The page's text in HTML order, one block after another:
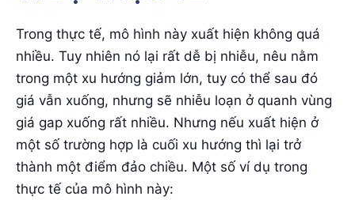
Trong thực tế, mô hình này xuất hiện không quá
nhiều. Tuy nhiên nó lại rất dễ bị nhiễu, nêu nằm
trong một xu hướng giảm lớn, tuy có thể sau đó
giá vẫn xuống, nhưng sẽ nhiễu loạn ở quanh vùng
giá gap xuống rất nhiều. Nhưng nếu xuất hiện ở
một số trường hợp là cuối xu hướng thì lại trở
thành một điểm đảo chiều. Một số ví dụ trong
thực tế của mô hình này: